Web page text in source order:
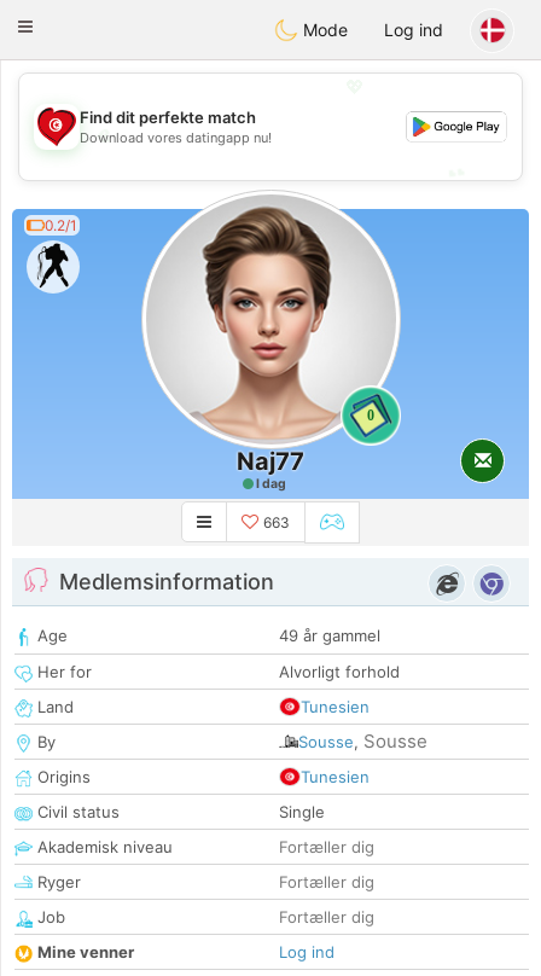
Tunisia Dating
Toggle
Mode Log ind
💖
💕
Find dit perfekte match
Download vores datingapp nu!
0.2/1
0
Naj77
I dag
663
Medlemsinformation
Age
49 år gammel
Her for
Alvorligt forhold
Land
Tunesien
By
Sousse, Sousse
Origins
Tunesien
Civil status
Single
Akademisk niveau
Fortæller dig
Ryger
Fortæller dig
Job
Fortæller dig
Mine venner
Log ind